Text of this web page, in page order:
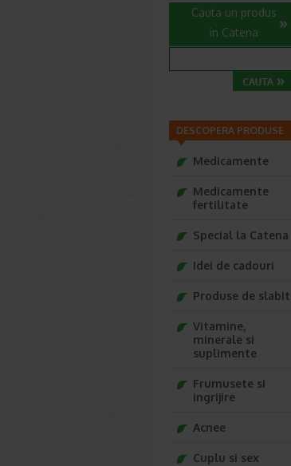
Cauta un produs
in Catena
DESCOPERA PRODUSE
Medicamente
Medicamente
fertilitate
Special la Catena
Idei de cadouri
Produse de slabit
Vitamine,
minerale si
suplimente
Frumusete si
ingrijire
Acnee
Cuplu si sex